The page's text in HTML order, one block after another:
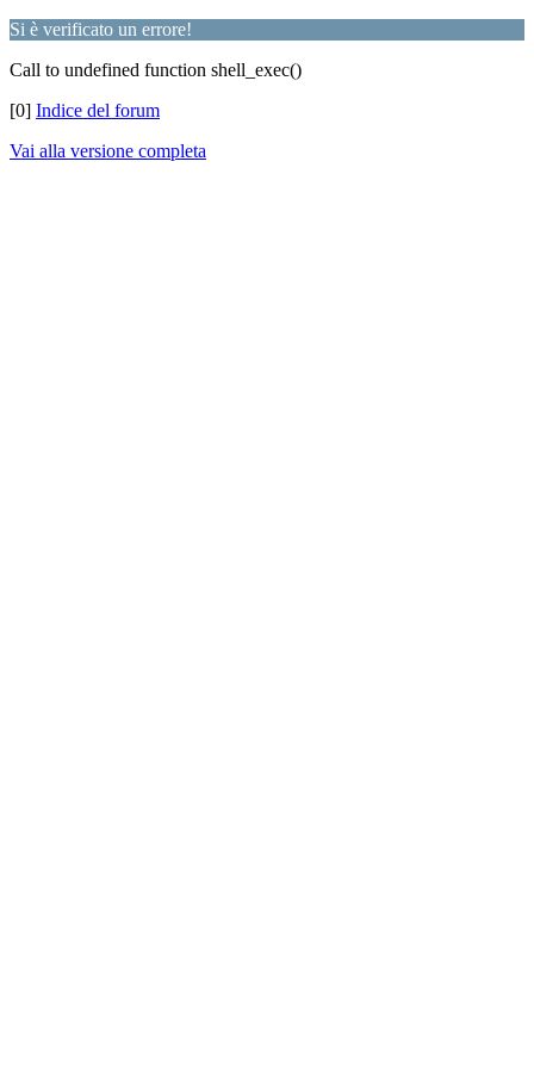
Si è verificato un errore!
Call to undefined function shell_exec()
[0] Indice del forum
Vai alla versione completa